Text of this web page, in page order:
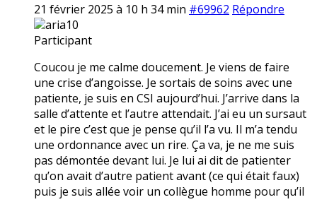
21 février 2025 à 10 h 34 min #69962 Répondre
aria10
Participant
Coucou je me calme doucement. Je viens de faire
une crise d’angoisse. Je sortais de soins avec une
patiente, je suis en CSI aujourd’hui. J’arrive dans la
salle d’attente et l’autre attendait. J’ai eu un sursaut
et le pire c’est que je pense qu’il l’a vu. Il m’a tendu
une ordonnance avec un rire. Ça va, je ne me suis
pas démontée devant lui. Je lui ai dit de patienter
qu’on avait d’autre patient avant (ce qui était faux)
puis je suis allée voir un collègue homme pour qu’il